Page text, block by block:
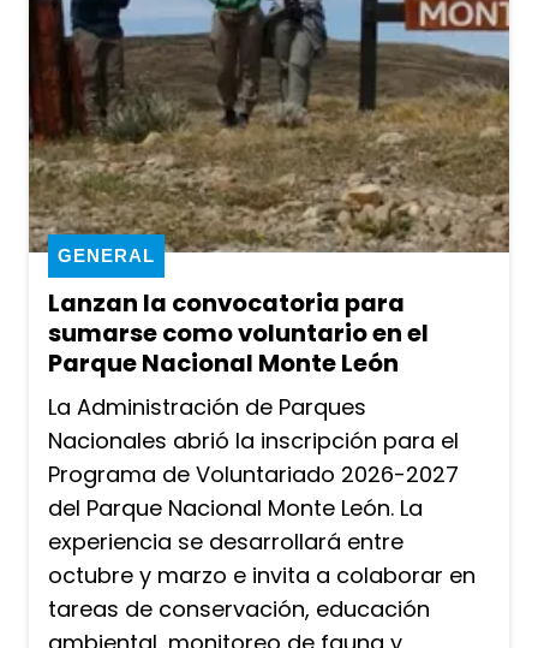
Lanzan la convocatoria para
sumarse como voluntario en el
Parque Nacional Monte León
GENERAL
La Administración de Parques
Nacionales abrió la inscripción para el
Programa de Voluntariado 2026-2027
del Parque Nacional Monte León. La
experiencia se desarrollará entre
octubre y marzo e invita a colaborar en
tareas de conservación, educación